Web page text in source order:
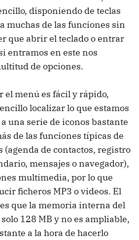
disponiendo de teclas
muchas de las funciones sin
que abrir el teclado o entrar
entramos en este nos
de opciones.
el menú es fácil y rápido,
localizar lo que estamos
una serie de iconos bastante
de las funciones típicas de
(agenda de contactos, registro
mensajes o navegador),
multimedia, por lo que
ficheros MP3 o videos. El
que la memoria interna del
128 MB y no es ampliable,
a la hora de hacerlo